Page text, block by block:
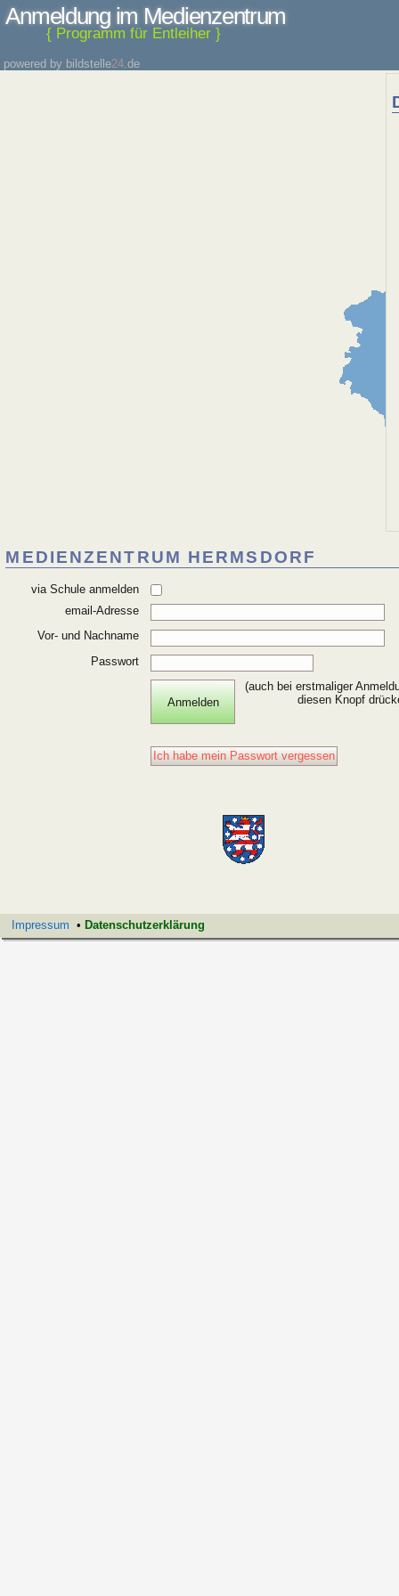
Anmeldung im Medienzentrum
{ Programm für Entleiher }
powered by bildstelle24.de
MEDIENZENTRUM HERMSDORF
via Schule anmelden
email-Adresse
Vor- und Nachname
Passwort
(auch bei erstmaliger
diesen Knopf
Impressum • Datenschutzerklärung